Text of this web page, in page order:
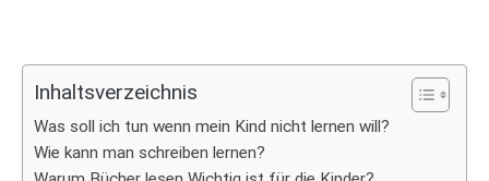
Inhaltsverzeichnis
Was soll ich tun wenn mein Kind nicht lernen will?
Wie kann man schreiben lernen?